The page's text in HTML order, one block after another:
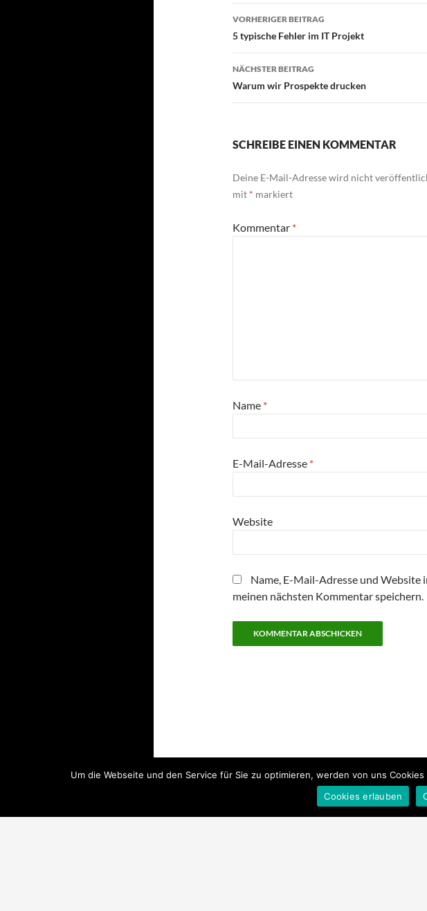
Beitragsnavigation
VORHERIGER BEITRAG
5 typische Fehler im IT Projekt
NÄCHSTER BEITRAG
Warum wir Prospekte drucken
SCHREIBE EINEN KOMMENTAR
Deine E-Mail-Adresse wird nicht
mit * markiert
Kommentar *
Name *
E-Mail-Adresse *
Website
Name, E-Mail-Adresse und Website
meinen nächsten Kommentar speichern.
Um die Webseite und den Service für Sie zu optimieren, werden von uns
Cookies erlauben